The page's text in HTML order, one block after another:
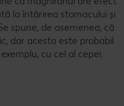
la întărirea stomacului și
spune, de asemenea, că
dar acesta este probabil
cu cel al cepei.